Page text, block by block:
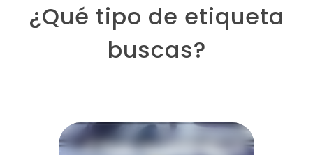
¿Qué tipo de etiqueta
buscas?